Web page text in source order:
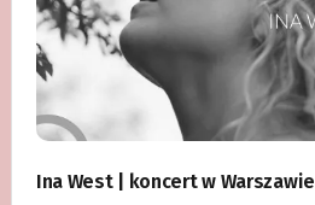
Ina West | koncert w Warszawie